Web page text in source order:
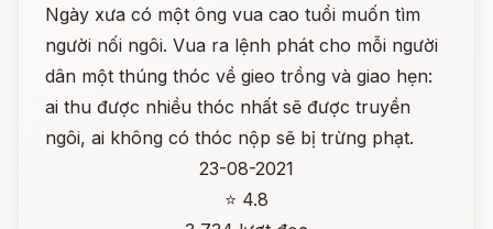
Ngày xưa có một ông vua cao tuổi muốn tìm
người nối ngôi. Vua ra lệnh phát cho mỗi người
dân một thúng thóc về gieo trồng và giao hẹn:
ai thu được nhiều thóc nhất sẽ được truyền
ngôi, ai không có thóc nộp sẽ bị trừng phạt.
23-08-2021
⭐ 4.8